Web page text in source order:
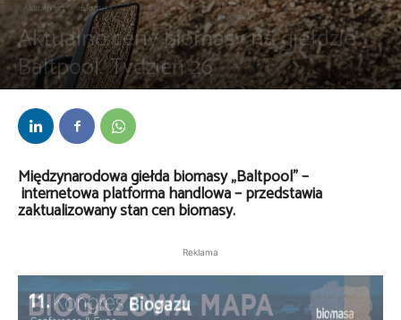
Aktualności Biomasa
Aktualne ceny biomasy na giełdzie
Baltpool. Tydzień 26
Przez Anna Lenartowska-
Międzynarodowa giełda biomasy „Baltpool” –
internetowa platforma handlowa – przedstawia
zaktualizowany stan cen biomasy.
Reklama